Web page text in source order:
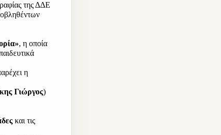
της ΔΔΕ
, η οποία
η
Γιώργος)
και τις